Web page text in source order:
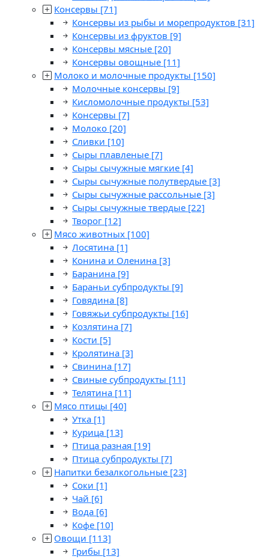
Консервы [71]
Консервы из рыбы и морепродуктов [31]
Консервы из фруктов [9]
Консервы мясные [20]
Консервы овощные [11]
Молоко и молочные продукты [150]
Молочные консервы [9]
Кисломолочные продукты [53]
Консервы [7]
Молоко [20]
Сливки [10]
Сыры плавленые [7]
Сыры сычужные мягкие [4]
Сыры сычужные полутвердые [3]
Сыры сычужные рассольные [3]
Сыры сычужные твердые [22]
Творог [12]
Мясо животных [100]
Лосятина [1]
Конина и Оленина [3]
Баранина [9]
Бараньи субпродукты [9]
Говядина [8]
Говяжьи субпродукты [16]
Козлятина [7]
Кости [5]
Кролятина [3]
Свинина [17]
Свиные субпродукты [11]
Телятина [11]
Мясо птицы [40]
Утка [1]
Курица [13]
Птица разная [19]
Птица субпродукты [7]
Напитки безалкогольные [23]
Соки [1]
Чай [6]
Вода [6]
Кофе [10]
Овощи [113]
Грибы [13]